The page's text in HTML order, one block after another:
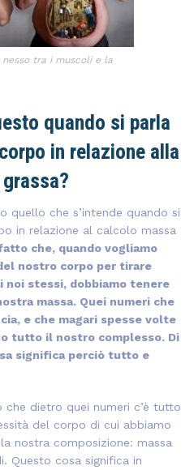
tra i muscoli e la
quando si parla
in relazione alla
quello che s’intende quando si
in relazione al calcolo massa
che, quando vogliamo
nostro corpo per tirare
noi stessi, dobbiamo tenere
massa. Quei numeri che
e che magari spesse volte
tutto il nostro complesso. Di
significa perciò tutto e
dietro quei numeri c’è tutto
del corpo di cui abbiamo
nostra composizione: massa
Questo cosa significa in